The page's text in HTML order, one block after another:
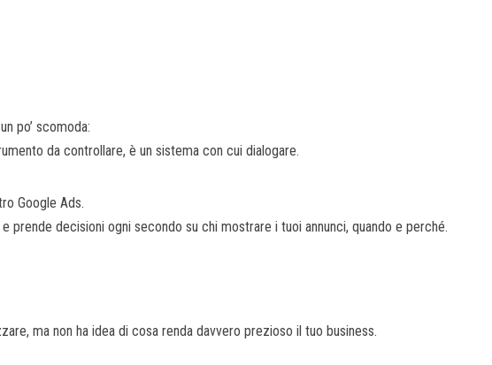
po’ scomoda:
da controllare, è un sistema con cui dialogare.
Google Ads.
e prende decisioni ogni secondo su chi mostrare i tuoi annunci, quando e perché.
ma non ha idea di cosa renda davvero prezioso il tuo business.